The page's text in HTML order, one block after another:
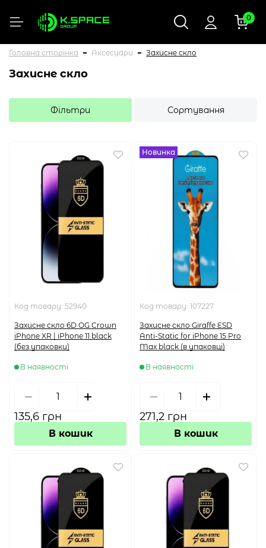
0
Головна сторінка Аксесуари Захисне скло
Захисне скло
Фільтри Сортування
Код товару: 52940
Захисне скло 6D OG Crown
iPhone XR | iPhone 11 black
(без упаковки)
В наявності
135,6 грн
В кошик
Код товару: 107227
Захисне скло Giraffe ESD
Anti-Static for iPhone 15 Pro
Max black (в упаковці)
В наявності
271,2 грн
В кошик
Новинка